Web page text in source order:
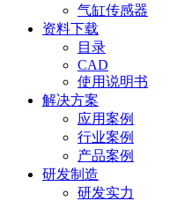
气缸传感器
资料下载
目录
CAD
使用说明书
解决方案
应用案例
行业案例
产品案例
研发制造
研发实力